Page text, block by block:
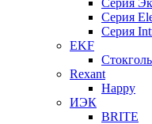
Серия
Серия
EKF
Rexant
Happy
ИЭК
BRITE